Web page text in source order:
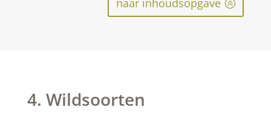
naar inhoudsopgave
4. Wildsoorten